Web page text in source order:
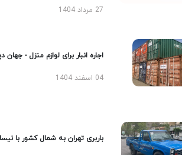
27 مرداد 1404
اجاره انبار برای لوازم منزل - جهان دپو
04 اسفند 1404
باربری تهران به شمال کشور با نیسان